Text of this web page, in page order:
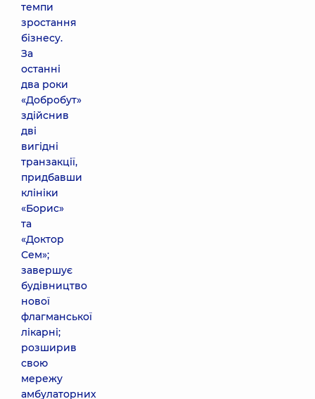
темпи
зростання
бізнесу.
За
останні
два роки
«Добробут»
здійснив
дві
вигідні
транзакції,
придбавши
клініки
«Борис»
та
«Доктор
Сем»;
завершує
будівництво
нової
флагманської
лікарні;
розширив
свою
мережу
амбулаторних